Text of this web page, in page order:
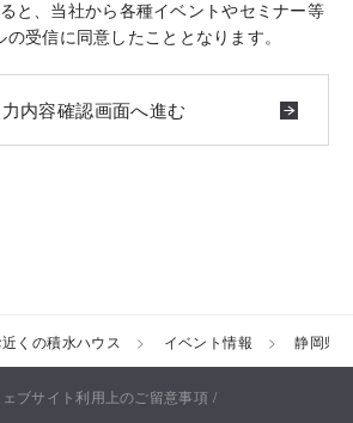
と、当社から各種イベントやセミナー等
受信に同意したこととなります。
近くの積水ハウス イベント情報 静岡県
ブサイト利用上のご留意事項